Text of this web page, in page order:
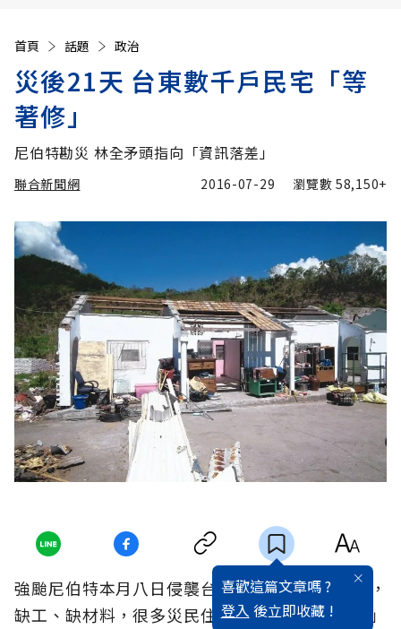
首頁 話題 政治
災後21天 台東數千戶民宅「等
著修」
尼伯特勘災 林全矛頭指向「資訊落差」
聯合新聞網 2016-07-29 瀏覽數58,150+
喜歡這篇文章嗎 ?
登入 後立即收藏 !
強颱尼伯特本月八日侵襲台東，因毀損房屋太多，
缺工、缺材料，很多災民住家迄今依舊「開天窗」